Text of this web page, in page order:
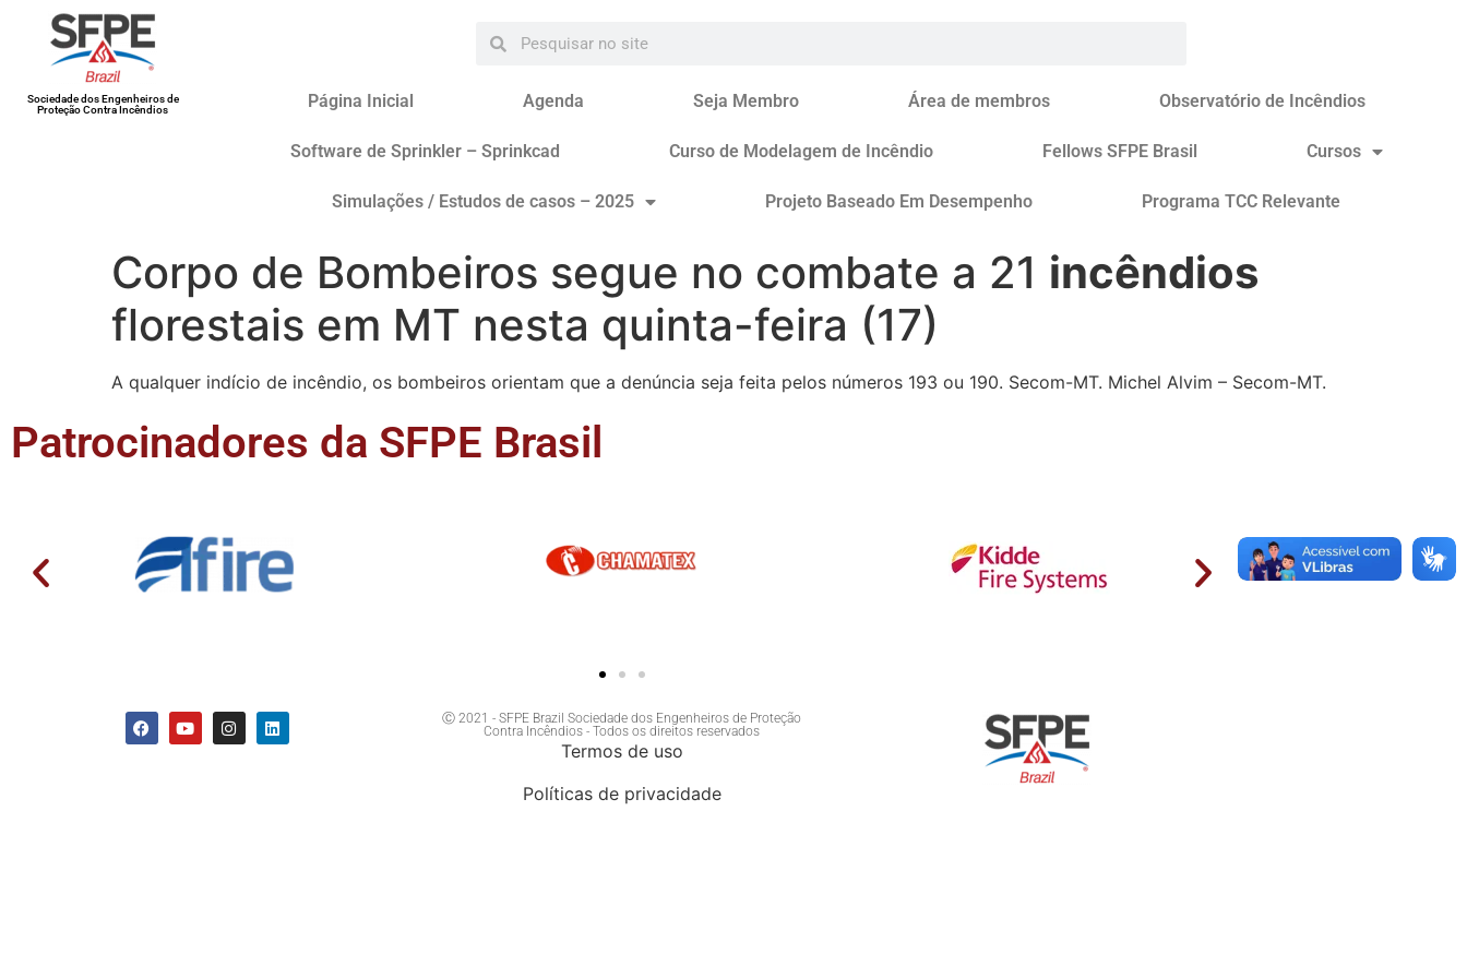
Sociedade dos Engenheiros de
Proteção Contra Incêndios
Página Inicial Agenda Seja Membro Área de membros Observatório de Incêndios
Software de Sprinkler – Sprinkcad Curso de Modelagem de Incêndio Fellows SFPE Brasil Cursos
Simulações / Estudos de casos – 2025 Projeto Baseado Em Desempenho Programa TCC Relevante
Corpo de Bombeiros segue no combate a 21 incêndios
florestais em MT nesta quinta-feira (17)
A qualquer indício de incêndio, os bombeiros orientam que a denúncia seja feita pelos números 193 ou 190. Secom-MT. Michel Alvim – Secom-MT.
Patrocinadores da SFPE Brasil
Ⓒ 2021 - SFPE Brazil Sociedade dos Engenheiros de Proteção
Contra Incêndios - Todos os direitos reservados
Termos de uso
Políticas de privacidade